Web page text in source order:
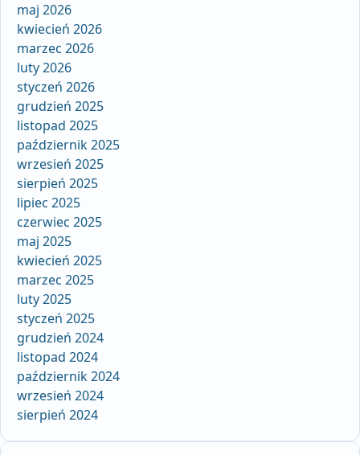
maj 2026
kwiecień 2026
marzec 2026
luty 2026
styczeń 2026
grudzień 2025
listopad 2025
październik 2025
wrzesień 2025
sierpień 2025
lipiec 2025
czerwiec 2025
maj 2025
kwiecień 2025
marzec 2025
luty 2025
styczeń 2025
grudzień 2024
listopad 2024
październik 2024
wrzesień 2024
sierpień 2024